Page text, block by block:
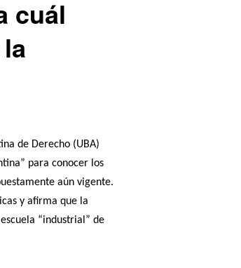
cuál
de Derecho (UBA)
para conocer los
aún vigente.
y afirma que la
“industrial” de